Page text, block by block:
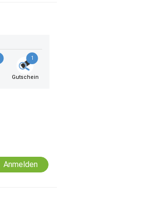
1
Gutschein
Anmelden